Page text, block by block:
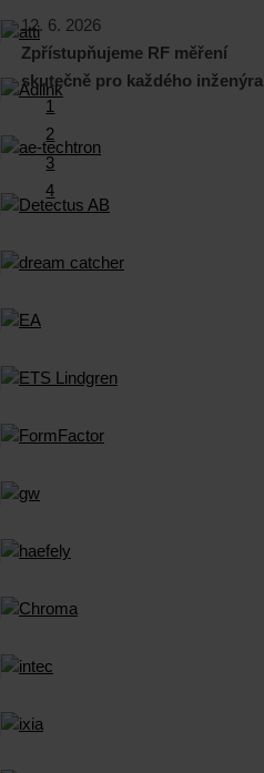
12. 6. 2026
Zpřístupňujeme RF měření
skutečně pro každého inženýra
1
2
3
4